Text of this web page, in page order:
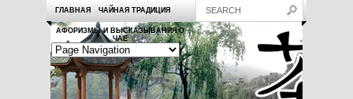
ГЛАВНАЯ ЧАЙНАЯ ТРАДИЦИЯ
АФОРИЗМЫ И ВЫСКАЗЫВАНИЯ О
ЧАЕ